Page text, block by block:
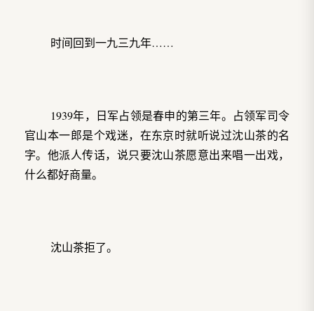
时间回到一九三九年……
1939年，日军占领是春申的第三年。占领军司令
官山本一郎是个戏迷，在东京时就听说过沈山茶的名
字。他派人传话，说只要沈山茶愿意出来唱一出戏，
什么都好商量。
沈山茶拒了。